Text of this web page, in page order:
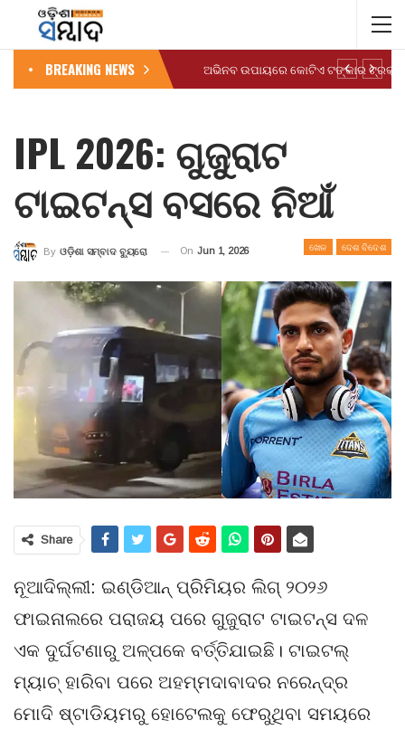
BREAKING NEWS
IPL 2026: ଗୁଜୁରାଟ
ଟାଇଟନ୍ସ ବସରେ ନିଆଁ
ଖେଳ ଦେଶ ବିଦେଶ
By ଓଡ଼ିଶା ସମ୍ବାଦ ବ୍ୟୁରୋ On Jun 1, 2026
Share
ନୂଆଦିଲ୍ଲୀ: ଇଣ୍ଡିଆନ୍ ପ୍ରିମିୟର ଲିଗ୍ ୨୦୨୬
ଫାଇନାଲରେ ପରାଜୟ ପରେ ଗୁଜୁରାଟ ଟାଇଟନ୍ସ ଦଳ
ଏକ ଦୁର୍ଘଟଣାରୁ ଅଳ୍ପକେ ବର୍ତ୍ତିଯାଇଛି। ଟାଇଟଲ୍
ମ୍ୟାଚ୍ ହାରିବା ପରେ ଅହମ୍ମଦାବାଦର ନରେନ୍ଦ୍ର
ମୋଦି ଷ୍ଟାଡିୟମରୁ ହୋଟେଲକୁ ଫେରୁଥିବା ସମୟରେ